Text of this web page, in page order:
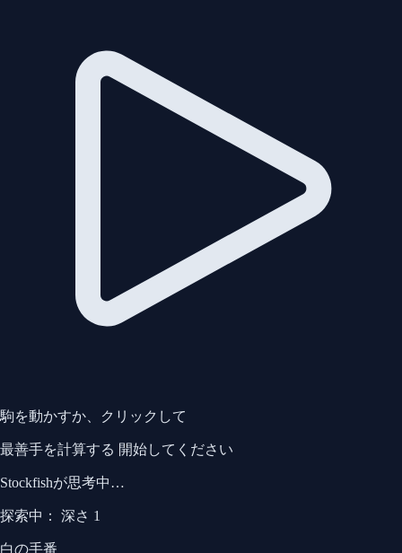
駒を動かすか、クリックして
最善手を計算する 開始してください
Stockfishが思考中…
探索中： 深さ 1
白の手番